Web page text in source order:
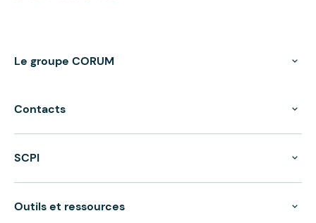
Le groupe CORUM
Contacts
SCPI
Outils et ressources